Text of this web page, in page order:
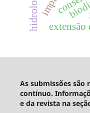
extensão
As submissões são
contínuo.
e da revista na